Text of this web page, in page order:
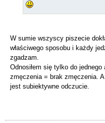
W sumie wszyscy piszecie
właściwego sposobu i każdy
zgadzam.
Odnosiłem się tylko do
zmęczenia = brak zmęczenia.
jest subiektywne odczucie.